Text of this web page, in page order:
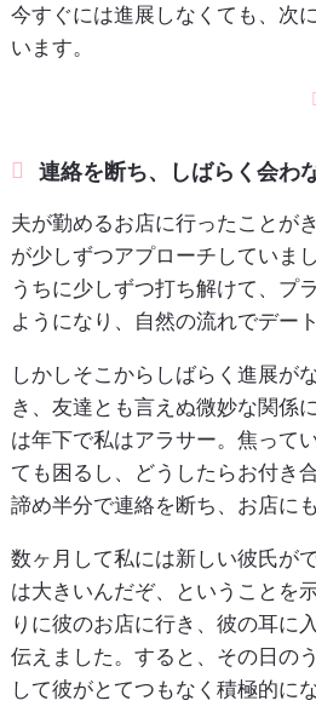
今すぐには進展しなくても、次
います。
連絡を断ち、しばらく会わ
夫が勤めるお店に行ったことが
が少しずつアプローチしていま
うちに少しずつ打ち解けて、プ
ようになり、自然の流れでデー
しかしそこからしばらく進展が
き、友達とも言えぬ微妙な関係
は年下で私はアラサー。焦って
ても困るし、どうしたらお付き
諦め半分で連絡を断ち、お店に
数ヶ月して私には新しい彼氏が
は大きいんだぞ、ということを
りに彼のお店に行き、彼の耳に
伝えました。すると、その日の
して彼がとてつもなく積極的に